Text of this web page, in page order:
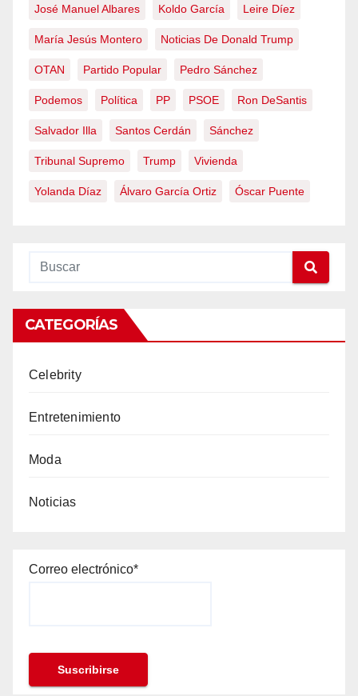
José Manuel Albares Koldo García Leire Díez
María Jesús Montero Noticias De Donald Trump
OTAN Partido Popular Pedro Sánchez
Podemos Política PP PSOE Ron DeSantis
Salvador Illa Santos Cerdán Sánchez
Tribunal Supremo Trump Vivienda
Yolanda Díaz Álvaro García Ortiz Óscar Puente
CATEGORÍAS
Celebrity
Entretenimiento
Moda
Noticias
Correo electrónico*